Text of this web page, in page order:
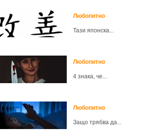
Любопитно
Тази японска...
Любопитно
4 знака, че...
Любопитно
Защо трябва да...